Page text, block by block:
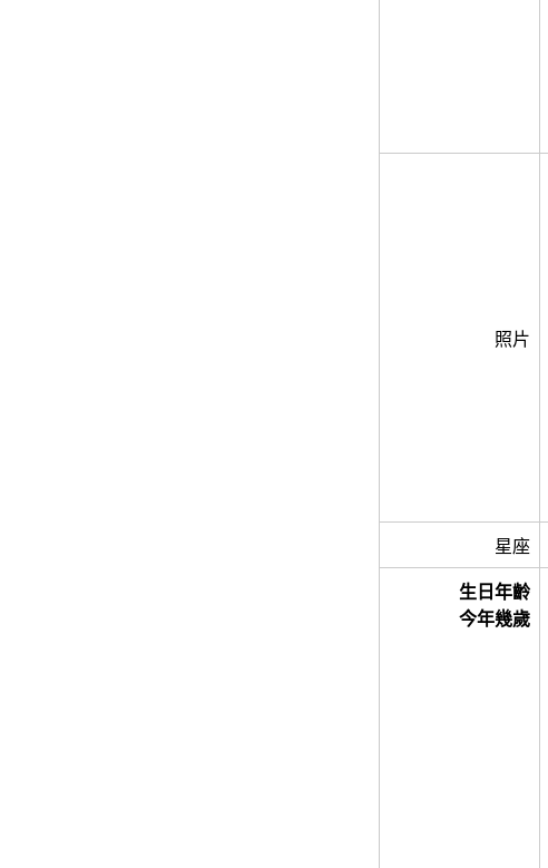
照片
星座
生日年齡
今年幾歲